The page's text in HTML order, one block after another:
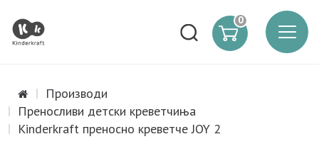
0
Производи
Преносливи детски креветчиња
Kinderkraft преносно креветче JOY 2